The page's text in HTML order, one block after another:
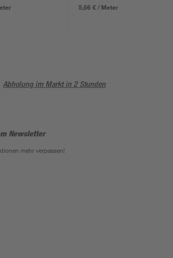
5,66 € / Meter
Abholung im Markt in 2 Stunden
Newsletter
mehr verpassen!